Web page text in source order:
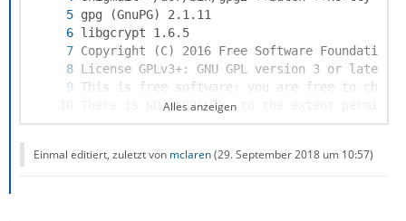
Alles anzeigen
Einmal editiert, zuletzt von mclaren(29. September 2018 um 10:57)